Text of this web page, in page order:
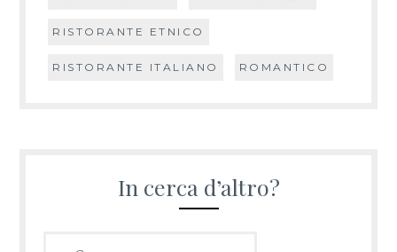
RISTORANTE ETNICO
RISTORANTE ITALIANO ROMANTICO
In cerca d’altro?